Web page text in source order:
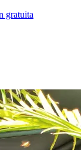
gratuita